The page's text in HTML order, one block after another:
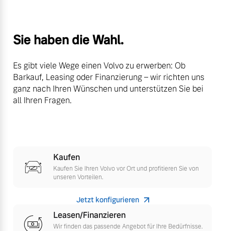
Sofort verfügbare Fahrzeuge
Editionsmodelle
Jetzt kennenlernen
Frühjahrscheck
Entdecken Sie unsere
saisonalen Angebote.
Finanzierung & Leasing
Sie haben die Wahl.
Es gibt viele Wege einen Volvo zu erwerben: Ob
Barkauf, Leasing oder Finanzierung – wir richten uns
ganz nach Ihren Wünschen und unterstützen Sie bei
all Ihren Fragen.
Kaufen
Kaufen Sie Ihren Volvo vor Ort und profitieren Sie von
unseren Vorteilen.
Jetzt konfigurieren
Leasen/Finanzieren
Wir finden das passende Angebot für Ihre Bedürfnisse.